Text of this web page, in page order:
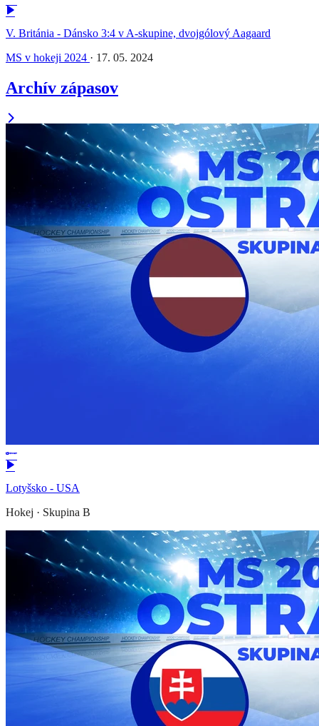
V. Británia - Dánsko 3:4 v A-skupine, dvojgólový Aagaard
MS v hokeji 2024 · 17. 05. 2024
Archív zápasov
Lotyšsko - USA
Hokej · Skupina B